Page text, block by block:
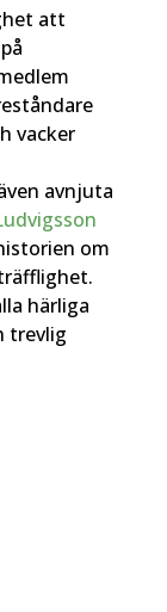
att
vacker
avnjuta
om
härliga
trevlig